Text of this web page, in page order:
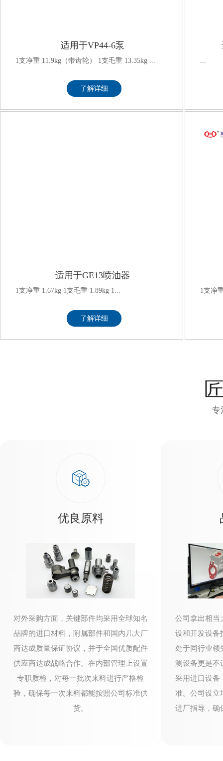
适用于VP44-6泵
1支净重 11.9kg（带齿轮） 1支毛重 13.35kg ... ...
适用于GE13喷油器
1支净重 1.67kg 1支毛重 1.89kg 1... 1支净
专
优良原料
对外采购方面，关键部件均采用全球知名
品牌的进口材料，附属部件和国内几大厂
商达成质量保证协议，并于全国优质配件
供应商达成战略合作。在内部管理上设置
专职质检，对每一批次来料进行严格检
验，确保每一次来料都能按照公司标准供
货。
公司拿出相当
设和开发设备
处于同行业领
测设备更是不
采用进口设备
准。公司设立
进厂指导，确